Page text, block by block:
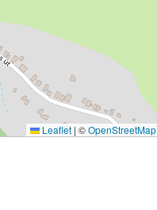
Leaflet | ©OpenStreetMap